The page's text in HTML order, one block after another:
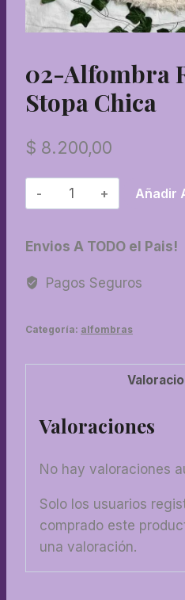
02-Alfombra
Stopa Chica
$ 8.200,00
02-
Alfombra
stopa
cantidad
Añadir
Envios A TODO el Pais!
Pagos Seguros
Categoría: alfombras
Valoraciones
No hay valoraciones
Solo los usuarios
comprado este
una valoración.